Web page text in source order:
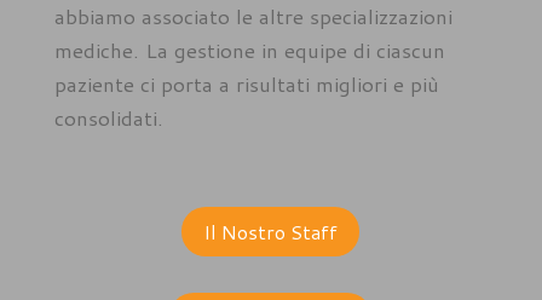
abbiamo associato le altre specializzazioni
mediche. La gestione in equipe di ciascun
paziente ci porta a risultati migliori e più
consolidati.
Il Nostro Staff